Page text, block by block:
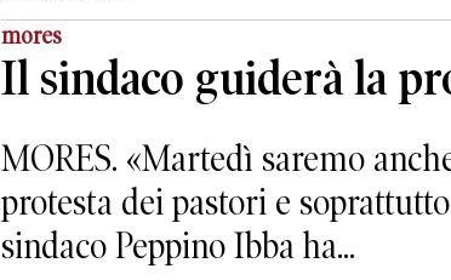
mores
Il sindaco guiderà la
MORES. «Martedì saremo
protesta dei pastori e
sindaco Peppino Ibba ha...